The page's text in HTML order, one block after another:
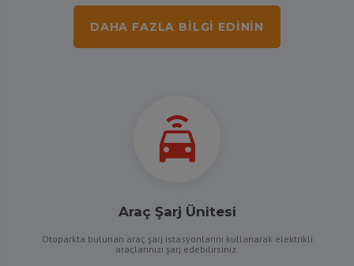
DAHA FAZLA BILGI EDININ
Araç Şarj Ünitesi
Otoparkta bulunan araç şarj istasyonlarını kullanarak elektrikli
araçlarınızı şarj edebilirsiniz.